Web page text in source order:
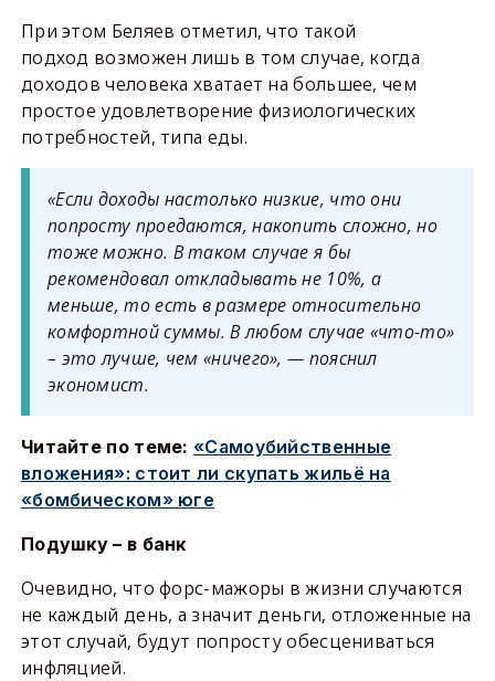
При этом Беляев отметил, что такой
подход возможен лишь в том случае, когда
доходов человека хватает на большее, чем
простое удовлетворение физиологических
потребностей, типа еды.
«Если доходы настолько низкие, что они
попросту проедаются, накопить сложно, но
тоже можно. В таком случае я бы
рекомендовал откладывать не 10%, а
меньше, то есть в размере относительно
комфортной суммы. В любом случае «что-то»
– это лучше, чем «ничего», — пояснил
экономист.
Читайте по теме:«Самоубийственные
вложения»: стоит ли скупать жильё на
«бомбическом» юге
Подушку – в банк
Очевидно, что форс-мажоры в жизни случаются
не каждый день, а значит деньги, отложенные на
этот случай, будут попросту обесцениваться
инфляцией.